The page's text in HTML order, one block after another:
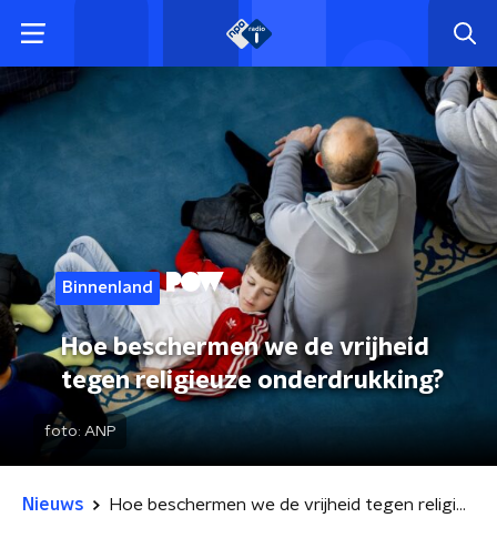
Binnenland
Hoe beschermen we de vrijheid
tegen religieuze onderdrukking?
foto: ANP
Nieuws Hoe beschermen we de vrijheid tegen religieuze onderdrukking?